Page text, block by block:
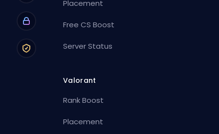
Placement
Free CS Boost
Server Status
Valorant
Rank Boost
Placement